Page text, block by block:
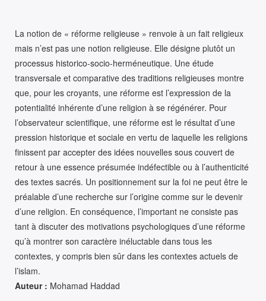
La notion de « réforme religieuse » renvoie à un fait religieux
mais n’est pas une notion religieuse. Elle désigne plutôt un
processus historico-socio-herméneutique. Une étude
transversale et comparative des traditions religieuses montre
que, pour les croyants, une réforme est l’expression de la
potentialité inhérente d’une religion à se régénérer. Pour
l’observateur scientifique, une réforme est le résultat d’une
pression historique et sociale en vertu de laquelle les religions
finissent par accepter des idées nouvelles sous couvert de
retour à une essence présumée indéfectible ou à l’authenticité
des textes sacrés. Un positionnement sur la foi ne peut être le
préalable d’une recherche sur l’origine comme sur le devenir
d’une religion. En conséquence, l’important ne consiste pas
tant à discuter des motivations psychologiques d’une réforme
qu’à montrer son caractère inéluctable dans tous les
contextes, y compris bien sûr dans les contextes actuels de
l’islam.
Auteur : Mohamad Haddad